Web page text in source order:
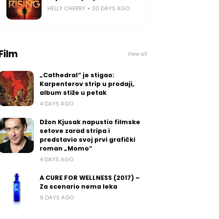
HELLY CHERRY 20 DAYS AGO
View all
„Cathedral“ je stigao:
Karpenterov strip u prodaji,
album stiže u petak
4 DAYS AGO
Džon Kjusak napustio filmske
setove zarad stripa i
predstavio svoj prvi grafički
roman „Momo“
4 DAYS AGO
A CURE FOR WELLNESS (2017) –
Za scenario nema leka
9 DAYS AGO